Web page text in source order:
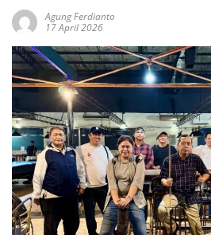
Agung Ferdianto
17 April 2026